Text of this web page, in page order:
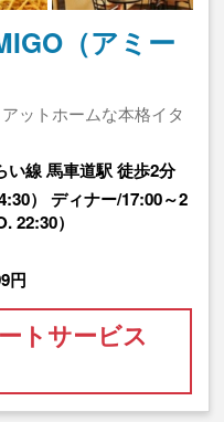
（アミー
ットホームな本格イタ
い線 馬車道駅 徒歩2分
） ディナー/17:00～2
22:30）
円
トサービス